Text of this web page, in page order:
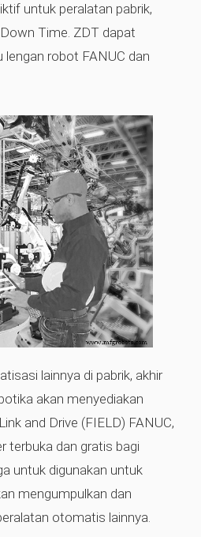
untuk peralatan pabrik,
Time. ZDT dapat
lengan robot FANUC dan
lainnya di pabrik, akhir
akan menyediakan
and Drive (FIELD) FANUC,
terbuka dan gratis bagi
untuk digunakan untuk
mengumpulkan dan
otomatis lainnya.